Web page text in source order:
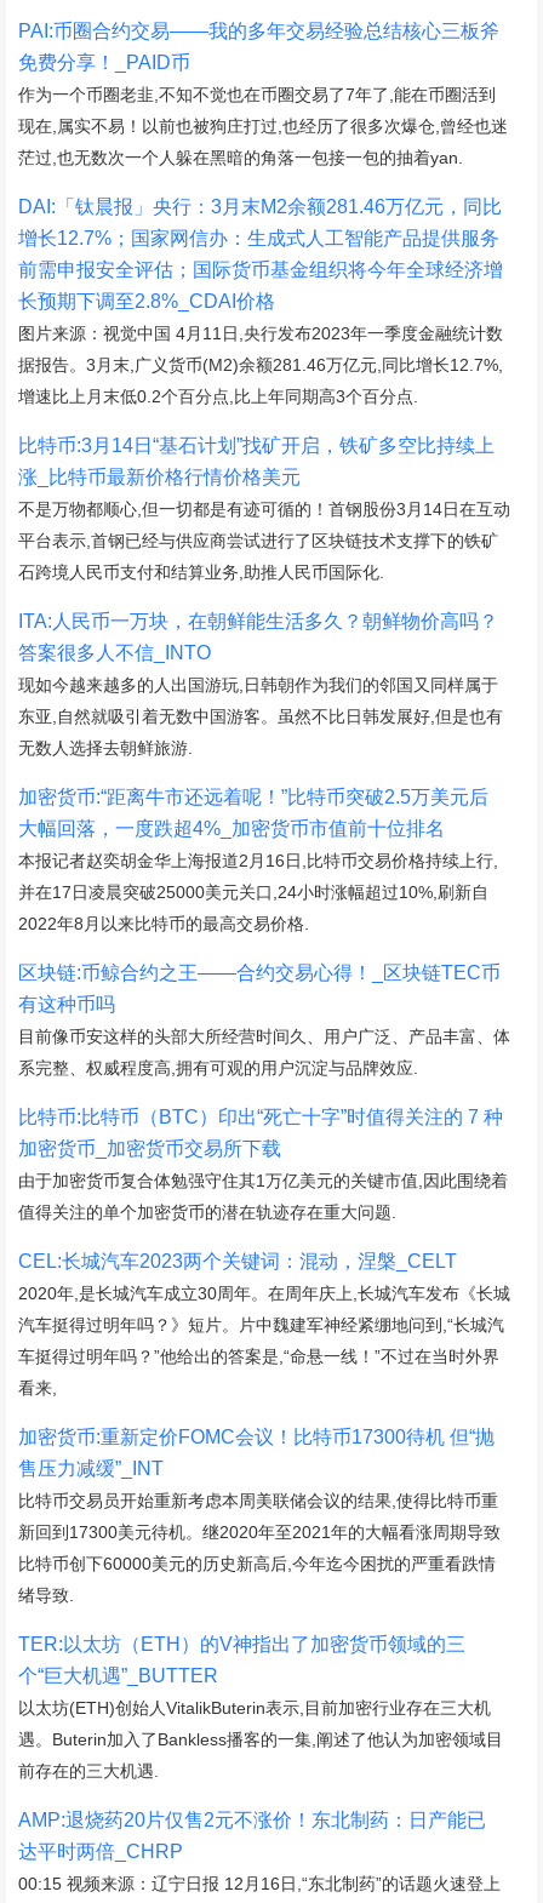
PAI:币圈合约交易——我的多年交易经验总结核心三板斧
免费分享！_PAID币
作为一个币圈老韭,不知不觉也在币圈交易了7年了,能在币圈活到
现在,属实不易！以前也被狗庄打过,也经历了很多次爆仓,曾经也迷
茫过,也无数次一个人躲在黑暗的角落一包接一包的抽着yan.
DAI:「钛晨报」央行：3月末M2余额281.46万亿元，同比
增长12.7%；国家网信办：生成式人工智能产品提供服务
前需申报安全评估；国际货币基金组织将今年全球经济增
长预期下调至2.8%_CDAI价格
图片来源：视觉中国 4月11日,央行发布2023年一季度金融统计数
据报告。3月末,广义货币(M2)余额281.46万亿元,同比增长12.7%,
增速比上月末低0.2个百分点,比上年同期高3个百分点.
比特币:3月14日“基石计划”找矿开启，铁矿多空比持续上
涨_比特币最新价格行情价格美元
不是万物都顺心,但一切都是有迹可循的！首钢股份3月14日在互动
平台表示,首钢已经与供应商尝试进行了区块链技术支撑下的铁矿
石跨境人民币支付和结算业务,助推人民币国际化.
ITA:人民币一万块，在朝鲜能生活多久？朝鲜物价高吗？
答案很多人不信_INTO
现如今越来越多的人出国游玩,日韩朝作为我们的邻国又同样属于
东亚,自然就吸引着无数中国游客。虽然不比日韩发展好,但是也有
无数人选择去朝鲜旅游.
加密货币:“距离牛市还远着呢！”比特币突破2.5万美元后
大幅回落，一度跌超4%_加密货币市值前十位排名
本报记者赵奕胡金华上海报道2月16日,比特币交易价格持续上行,
并在17日凌晨突破25000美元关口,24小时涨幅超过10%,刷新自
2022年8月以来比特币的最高交易价格.
区块链:币鲸合约之王——合约交易心得！_区块链TEC币
有这种币吗
目前像币安这样的头部大所经营时间久、用户广泛、产品丰富、体
系完整、权威程度高,拥有可观的用户沉淀与品牌效应.
比特币:比特币（BTC）印出“死亡十字”时值得关注的 7 种
加密货币_加密货币交易所下载
由于加密货币复合体勉强守住其1万亿美元的关键市值,因此围绕着
值得关注的单个加密货币的潜在轨迹存在重大问题.
CEL:长城汽车2023两个关键词：混动，涅槃_CELT
2020年,是长城汽车成立30周年。在周年庆上,长城汽车发布《长城
汽车挺得过明年吗？》短片。片中魏建军神经紧绷地问到,“长城汽
车挺得过明年吗？”他给出的答案是,“命悬一线！”不过在当时外界
看来,
加密货币:重新定价FOMC会议！比特币17300待机 但“抛
售压力减缓”_INT
比特币交易员开始重新考虑本周美联储会议的结果,使得比特币重
新回到17300美元待机。继2020年至2021年的大幅看涨周期导致
比特币创下60000美元的历史新高后,今年迄今困扰的严重看跌情
绪导致.
TER:以太坊（ETH）的V神指出了加密货币领域的三
个“巨大机遇”_BUTTER
以太坊(ETH)创始人VitalikButerin表示,目前加密行业存在三大机
遇。Buterin加入了Bankless播客的一集,阐述了他认为加密领域目
前存在的三大机遇.
AMP:退烧药20片仅售2元不涨价！东北制药：日产能已
达平时两倍_CHRP
00:15 视频来源：辽宁日报 12月16日,“东北制药”的话题火速登上